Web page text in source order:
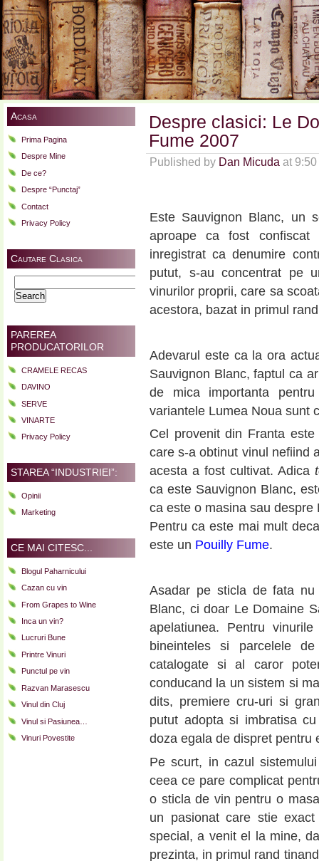
Acasa
Prima Pagina
Despre Mine
De ce?
Despre “Punctaj”
Contact
Privacy Policy
Cautare Clasica
for:
PAREREA
PRODUCATORILOR
CRAMELE RECAS
DAVINO
SERVE
VINARTE
Privacy Policy
STAREA “INDUSTRIEI”:
Opinii
Marketing
CE MAI CITESC...
Blogul Paharnicului
Cazan cu vin
From Grapes to Wine
Inca un vin?
Lucruri Bune
Printre Vinuri
Punctul pe vin
Razvan Marasescu
Vinul din Cluj
Vinul si Pasiunea…
Vinuri Povestite
Despre clasici: Le
Fume 2007
Published by Dan Micuda at
Este Sauvignon Blanc, un
aproape ca fost
inregistrat ca denumire
putut, s-au concentrat pe
vinurilor proprii, care sa
acestora, bazat in primul
Adevarul este ca la ora
Sauvignon Blanc, faptul ca
de mica importanta
variantele Lumea Noua sunt
Cel provenit din Franta
care s-a obtinut vinul nefiind
acesta a fost cultivat. Adica
ca este Sauvignon Blanc,
ca este o masina sau
Pentru ca este mai mult
este un Pouilly Fume.
Asadar pe sticla de fata
Blanc, ci doar Le Domaine
apelatiunea. Pentru
bineinteles si parcelele
catalogate si al caror
conducand la un sistem si
dits, premiere cru-uri si
putut adopta si imbratisa
doza egala de dispret pentru
Pe scurt, in cazul
ceea ce pare complicat
o sticla de vin pentru o
un pasionat care stie
special, a venit el la mine,
prezinta, in primul rand